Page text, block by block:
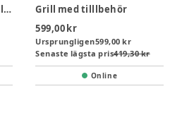
Medicinväska med 17 delar
Grill med tilllbehör
599,00 kr
Ursprungligen599,00 kr
Senaste lägsta pris419,30 kr
Online